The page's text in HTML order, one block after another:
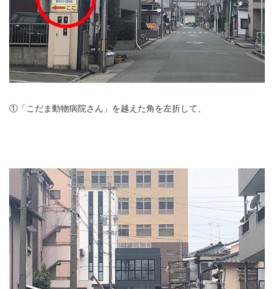
①「こだま動物病院さん」を越えた角を左折して、